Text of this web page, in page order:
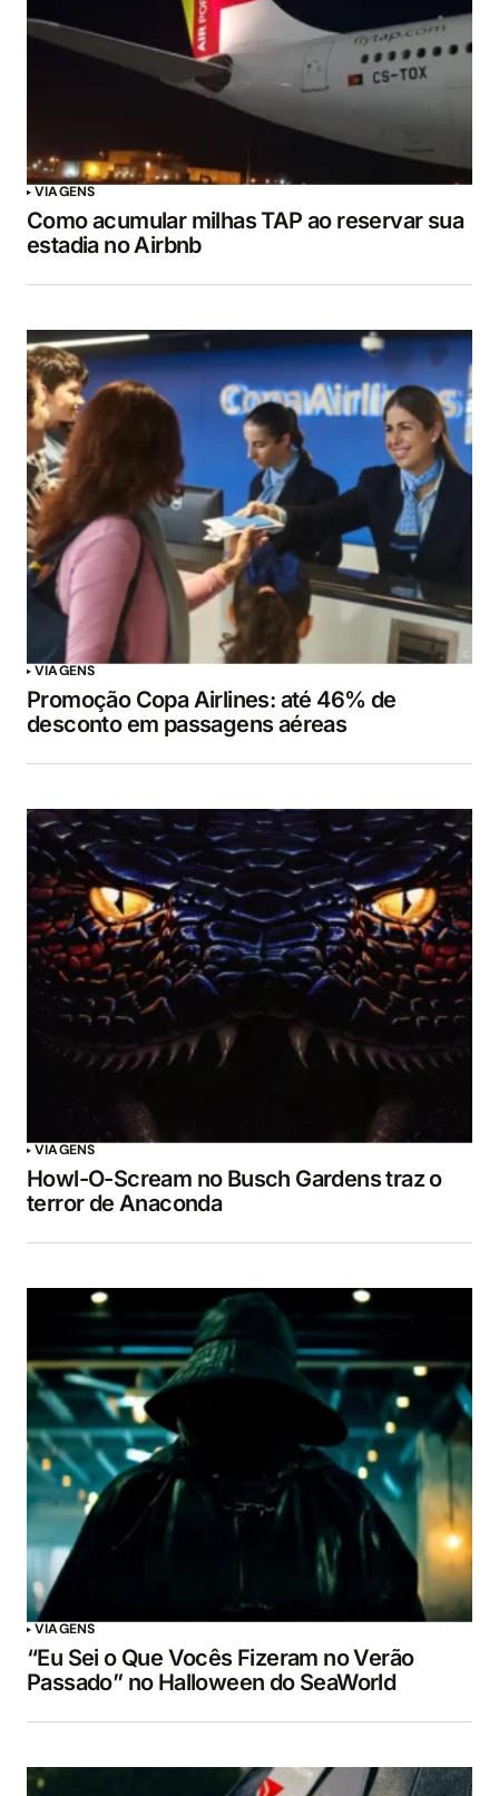
VIAGENS
Como acumular milhas TAP ao reservar sua
estadia no Airbnb
VIAGENS
Promoção Copa Airlines: até 46% de
desconto em passagens aéreas
VIAGENS
Howl-O-Scream no Busch Gardens traz o
terror de Anaconda
VIAGENS
“Eu Sei o Que Vocês Fizeram no Verão
Passado” no Halloween do SeaWorld